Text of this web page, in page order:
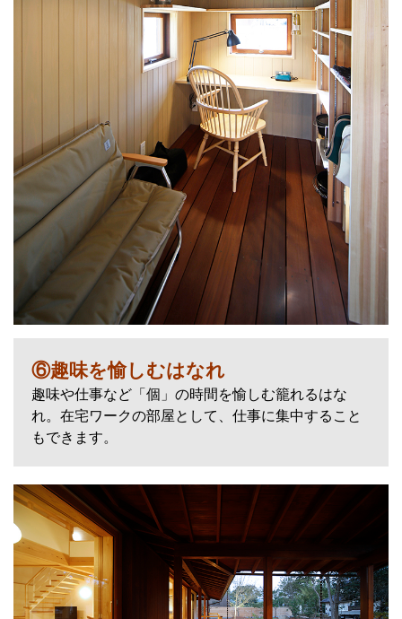
⑥趣味を愉しむはなれ
趣味や仕事など「個」の時間を愉しむ籠れるはな
れ。在宅ワークの部屋として、仕事に集中すること
もできます。